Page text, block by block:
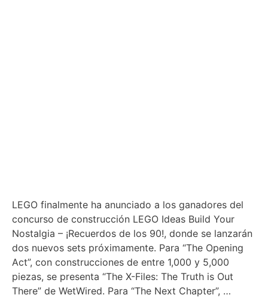
LEGO finalmente ha anunciado a los ganadores del
concurso de construcción LEGO Ideas Build Your
Nostalgia – ¡Recuerdos de los 90!, donde se lanzarán
dos nuevos sets próximamente. Para “The Opening
Act”, con construcciones de entre 1,000 y 5,000
piezas, se presenta “The X-Files: The Truth is Out
There” de WetWired. Para “The Next Chapter”, …